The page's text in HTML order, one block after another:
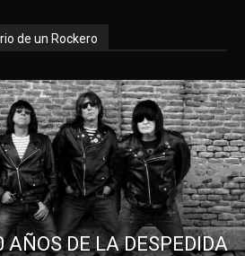
de un Rockero
AÑOS DE LA DESPEDIDA